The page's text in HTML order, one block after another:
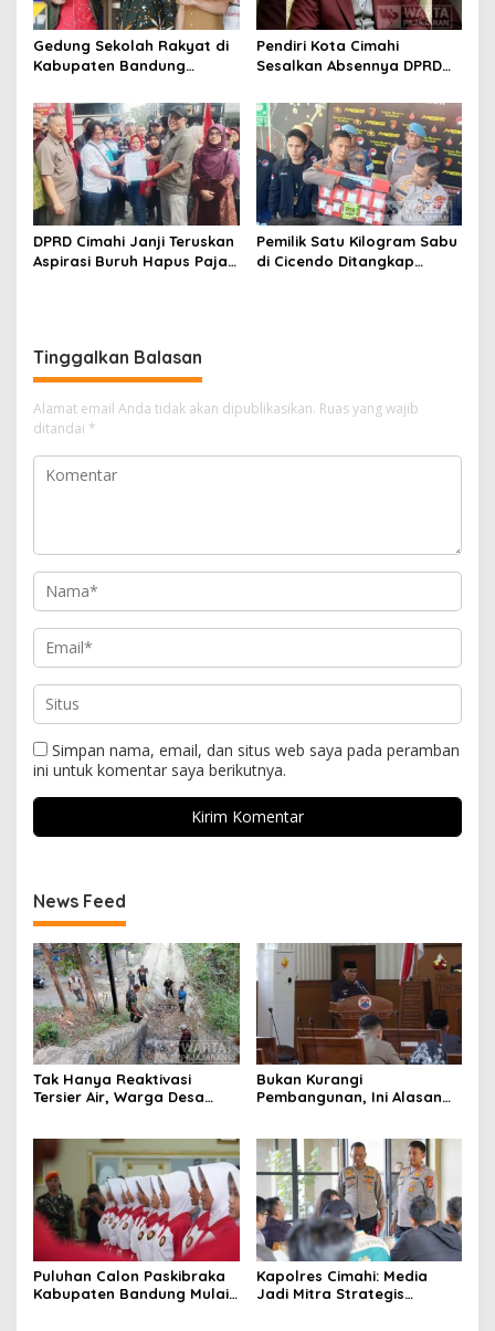
Gedung Sekolah Rakyat di
Kabupaten Bandung
Siap Tampung Dua Ribu
Siswa
Pendiri Kota Cimahi
Sesalkan Absennya DPRD
Rebranding RSUD Cibabat
DPRD Cimahi Janji Teruskan
Aspirasi Buruh Hapus Pajak
Pemilik Satu Kilogram Sabu
di Cicendo Ditangkap
Tinggalkan Balasan
Alamat email Anda tidak akan dipublikasikan. Ruas yang wajib
ditandai *
Simpan nama, email, dan situs web saya pada peramban
ini untuk komentar saya berikutnya.
News Feed
Tak Hanya Reaktivasi
Tersier Air, Warga Desa
Bukan Kurangi
Pembangunan, Ini Alasan
Daerah
Puluhan Calon Paskibraka
Kabupaten Bandung Mulai
Kapolres Cimahi: Media
Jadi Mitra Strategis